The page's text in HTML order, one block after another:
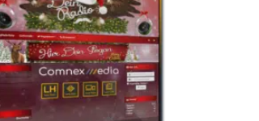
Wunschliste
setzen